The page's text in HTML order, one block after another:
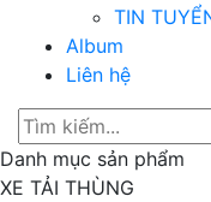
TIN
Album
Liên hệ
Danh mục sản phẩm
XE TẢI THÙNG